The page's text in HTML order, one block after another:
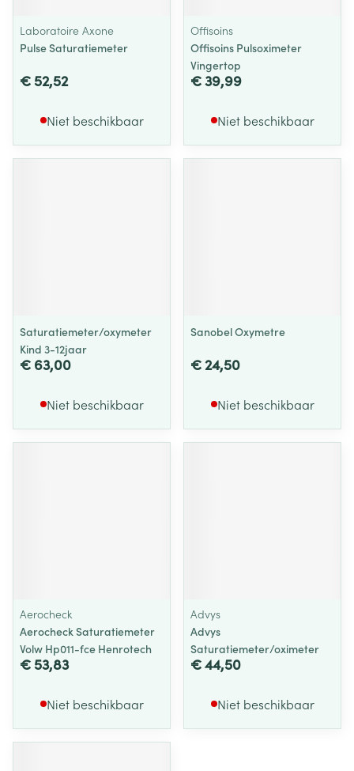
Laboratoire Axone
Pulse Saturatiemeter
€ 52,52
Niet beschikbaar
Offisoins
Offisoins Pulsoximeter
Vingertop
€ 39,99
Niet beschikbaar
Saturatiemeter/oxymeter
Kind 3-12jaar
€ 63,00
Niet beschikbaar
Sanobel Oxymetre
€ 24,50
Niet beschikbaar
Aerocheck
Aerocheck Saturatiemeter
Volw Hp011-fce Henrotech
€ 53,83
Niet beschikbaar
Advys
Advys
Saturatiemeter/oximeter
€ 44,50
Niet beschikbaar